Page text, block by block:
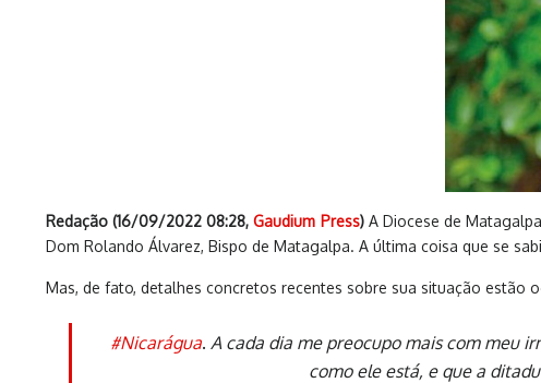
Redação (16/09/2022 08:28,Gaudium Press)A Diocese de
Dom Rolando Álvarez, Bispo de Matagalpa. A última coisa que se
Mas, de fato, detalhes concretos recentes sobre sua situação estão
#Nicarágua. A cada dia me preocupo mais com meu
como ele está, e que a